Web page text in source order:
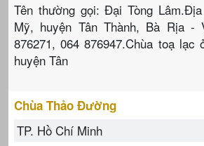
Tên thường gọi: Đại Tòng
Mỹ, huyện Tân Thành, Bà Rịa -
876271, 064 876947.Chùa toạ
huyện Tân
Chùa Thảo Đường
TP. Hồ Chí Minh